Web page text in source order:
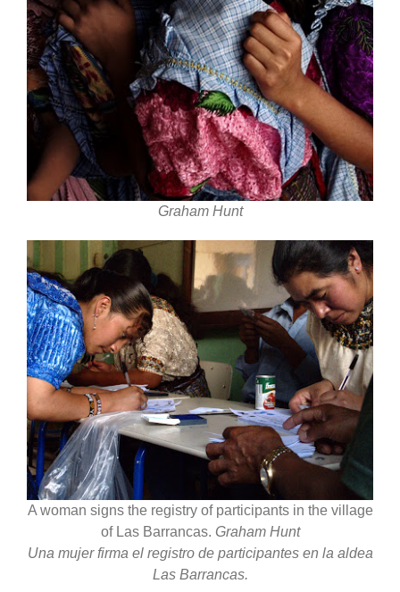
Graham Hunt
A woman signs the registry of participants in the village
of Las Barrancas. Graham Hunt
Una mujer firma el registro de participantes en la aldea
Las Barrancas.